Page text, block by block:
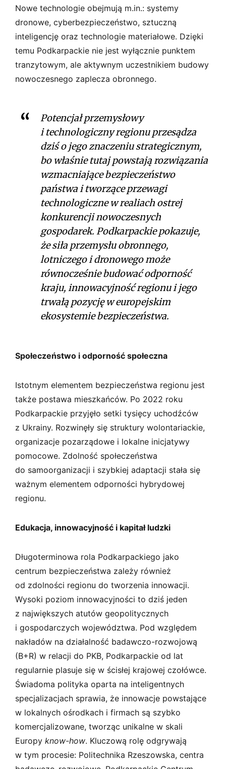
Nowe technologie obejmują m.in.: systemy
dronowe, cyberbezpieczeństwo, sztuczną
inteligencję oraz technologie materiałowe. Dzięki
temu Podkarpackie nie jest wyłącznie punktem
tranzytowym, ale aktywnym uczestnikiem budowy
nowoczesnego zaplecza obronnego.
Potencjał przemysłowy
i technologiczny regionu przesądza
dziś o jego znaczeniu strategicznym,
bo właśnie tutaj powstają rozwiązania
wzmacniające bezpieczeństwo
państwa i tworzące przewagi
technologiczne w realiach ostrej
konkurencji nowoczesnych
gospodarek. Podkarpackie pokazuje,
że siła przemysłu obronnego,
lotniczego i dronowego może
równocześnie budować odporność
kraju, innowacyjność regionu i jego
trwałą pozycję w europejskim
ekosystemie bezpieczeństwa.
Społeczeństwo i odporność społeczna
Istotnym elementem bezpieczeństwa regionu jest
także postawa mieszkańców. Po 2022 roku
Podkarpackie przyjęło setki tysięcy uchodźców
z Ukrainy. Rozwinęły się struktury wolontariackie,
organizacje pozarządowe i lokalne inicjatywy
pomocowe. Zdolność społeczeństwa
do samoorganizacji i szybkiej adaptacji stała się
ważnym elementem odporności hybrydowej
regionu.
Edukacja, innowacyjność i kapitał ludzki
Długoterminowa rola Podkarpackiego jako
centrum bezpieczeństwa zależy również
od zdolności regionu do tworzenia innowacji.
Wysoki poziom innowacyjności to dziś jeden
z największych atutów geopolitycznych
i gospodarczych województwa. Pod względem
nakładów na działalność badawczo-rozwojową
(B+R) w relacji do PKB, Podkarpackie od lat
regularnie plasuje się w ścisłej krajowej czołówce.
Świadoma polityka oparta na inteligentnych
specjalizacjach sprawia, że innowacje powstające
w lokalnych ośrodkach i firmach są szybko
komercjalizowane, tworząc unikalne w skali
Europy know-how. Kluczową rolę odgrywają
w tym procesie: Politechnika Rzeszowska, centra